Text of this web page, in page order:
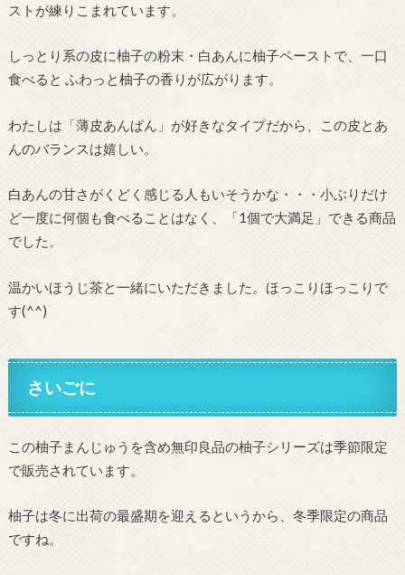
ストが練りこまれています。
しっとり系の皮に柚子の粉末・白あんに柚子ペーストで、一口
食べると ふわっと柚子の香りが広がります。
わたしは「薄皮あんぱん」が好きなタイプだから、この皮とあ
んのバランスは嬉しい。
白あんの甘さがくどく感じる人もいそうかな・・・小ぶりだけ
ど一度に何個も食べることはなく、「1個で大満足」できる商品
でした。
温かいほうじ茶と一緒にいただきました。ほっこりほっこりで
す(^^)
さいごに
この柚子まんじゅうを含め無印良品の柚子シリーズは季節限定
で販売されています。
柚子は冬に出荷の最盛期を迎えるというから、冬季限定の商品
ですね。